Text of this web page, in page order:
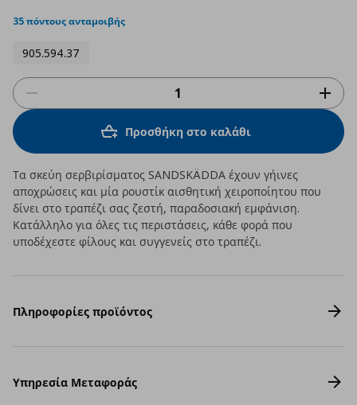
rating
35 πόντους ανταμοιβής
905.594.37
Προσθήκη στο καλάθι
Τα σκεύη σερβιρίσματος SANDSKÄDDA έχουν γήινες
αποχρώσεις και μία ρουστίκ αισθητική χειροποίητου που
δίνει στο τραπέζι σας ζεστή, παραδοσιακή εμφάνιση.
Κατάλληλο για όλες τις περιστάσεις, κάθε φορά που
υποδέχεστε φίλους και συγγενείς στο τραπέζι.
Πληροφορίες προϊόντος
Υπηρεσία Μεταφοράς